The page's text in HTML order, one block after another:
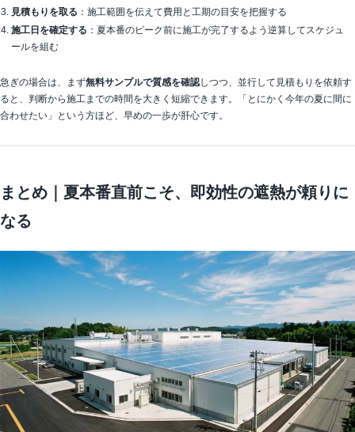
見積もりを取る ：施工範囲を伝えて費用と工期の目安を把握する
施工日を確定する ：夏本番のピーク前に施工が完了するよう逆算してスケジュ
ールを組む
急ぎの場合は、まず無料サンプルで質感を確認しつつ、並行して見積もりを依頼す
ると、判断から施工までの時間を大きく短縮できます。「とにかく今年の夏に間に
合わせたい」という方ほど、早めの一歩が肝心です。
まとめ｜夏本番直前こそ、即効性の遮熱が頼りに
なる